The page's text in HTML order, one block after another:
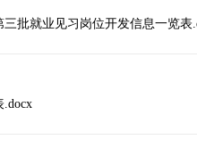
三批就业见习岗位开发信息一览表
.docx